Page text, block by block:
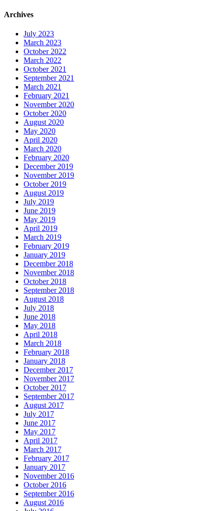
Archives
July 2023
March 2023
October 2022
March 2022
October 2021
September 2021
March 2021
February 2021
November 2020
October 2020
August 2020
May 2020
April 2020
March 2020
February 2020
December 2019
November 2019
October 2019
August 2019
July 2019
June 2019
May 2019
April 2019
March 2019
February 2019
January 2019
December 2018
November 2018
October 2018
September 2018
August 2018
July 2018
June 2018
May 2018
April 2018
March 2018
February 2018
January 2018
December 2017
November 2017
October 2017
September 2017
August 2017
July 2017
June 2017
May 2017
April 2017
March 2017
February 2017
January 2017
November 2016
October 2016
September 2016
August 2016